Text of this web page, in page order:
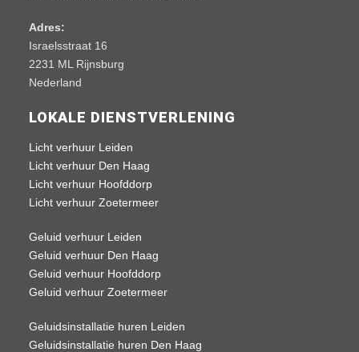
Adres:
Israelsstraat 16
2231 ML Rijnsburg
Nederland
LOKALE DIENSTVERLENING
Licht verhuur Leiden
Licht verhuur Den Haag
Licht verhuur Hoofddorp
Licht verhuur Zoetermeer
Geluid verhuur Leiden
Geluid verhuur Den Haag
Geluid verhuur Hoofddorp
Geluid verhuur Zoetermeer
Geluidsinstallatie huren Leiden
Geluidsinstallatie huren Den Haag